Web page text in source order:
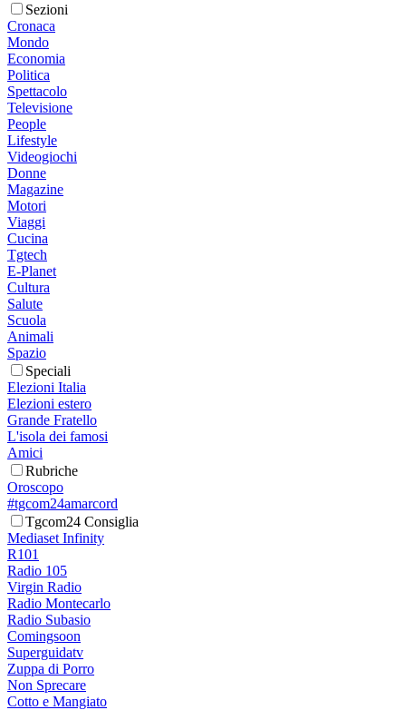
Sezioni
Cronaca
Mondo
Economia
Politica
Spettacolo
Televisione
People
Lifestyle
Videogiochi
Donne
Magazine
Motori
Viaggi
Cucina
Tgtech
E-Planet
Cultura
Salute
Scuola
Animali
Spazio
Speciali
Elezioni Italia
Elezioni estero
Grande Fratello
L'isola dei famosi
Amici
Rubriche
Oroscopo
#tgcom24amarcord
Tgcom24 Consiglia
Mediaset Infinity
R101
Radio 105
Virgin Radio
Radio Montecarlo
Radio Subasio
Comingsoon
Superguidatv
Zuppa di Porro
Non Sprecare
Cotto e Mangiato